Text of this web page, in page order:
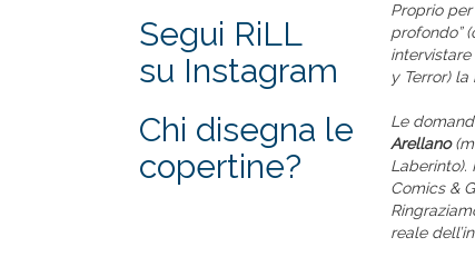
Proprio
profondo”
intervistare
y Terror)
Le
Arellano
Laberinto).
Comics &
reale
Segui RiLL
su Instagram
Chi disegna le
copertine?